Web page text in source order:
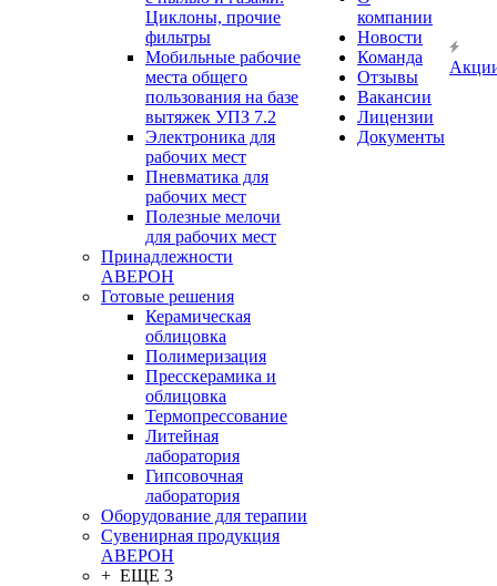
Циклоны, прочие
фильтры
Мобильные рабочие
места общего
пользования на базе
вытяжек УПЗ 7.2
Электроника для
рабочих мест
Пневматика для
рабочих мест
Полезные мелочи
для рабочих мест
Принадлежности
АВЕРОН
Готовые решения
Керамическая
облицовка
Полимеризация
Пресскерамика и
облицовка
Термопрессование
Литейная
лаборатория
Гипсовочная
лаборатория
Оборудование для терапии
Сувенирная продукция
АВЕРОН
+ ЕЩЕ 3
компании
Новости
Команда
Отзывы
Вакансии
Лицензии
Документы